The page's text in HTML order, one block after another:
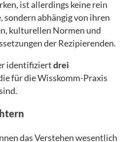
ist allerdings keine rein
sondern abhängig von ihren
kulturellen Normen und
der Rezipierenden.
identifiziertdrei
für die Wisskomm-Praxis
das Verstehen wesentlich